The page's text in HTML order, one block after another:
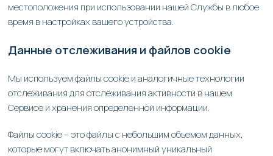
местоположения при использовании нашей Службы в любое
время в настройках вашего устройства.
Данные отслеживания и файлов cookie
Мы используем файлы cookie и аналогичные технологии
отслеживания для отслеживания активности в нашем
Сервисе и хранения определенной информации.
Файлы cookie – это файлы с небольшим объемом данных,
которые могут включать анонимный уникальный